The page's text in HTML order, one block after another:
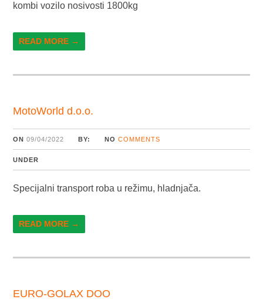
kombi vozilo nosivosti 1800kg
READ MORE →
MotoWorld d.o.o.
ON 09/04/2022 BY: NO COMMENTS
UNDER
Specijalni transport roba u režimu, hladnjača.
READ MORE →
EURO-GOLAX DOO